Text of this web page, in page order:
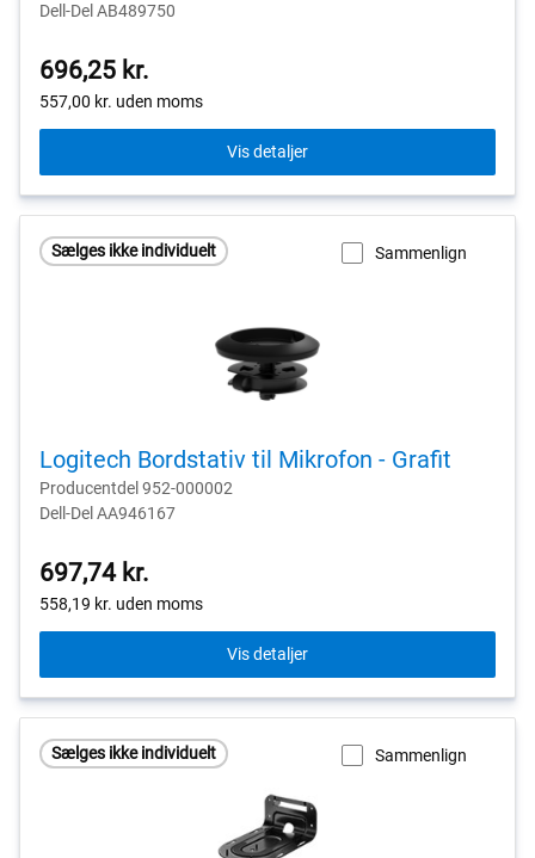
Dell-Del AB489750
696,25 kr.
557,00 kr. uden moms
Vis detaljer
Sælges ikke individuelt Sammenlign
Logitech Bordstativ til Mikrofon - Grafit
Producentdel 952-000002
Dell-Del AA946167
697,74 kr.
558,19 kr. uden moms
Vis detaljer
Sælges ikke individuelt Sammenlign